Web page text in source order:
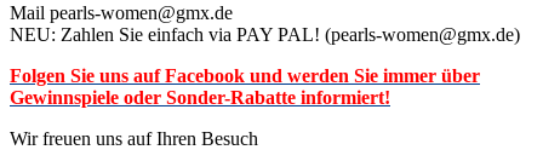
Mail pearls-women@gmx.de
NEU: Zahlen Sie einfach via PAY PAL! (pearls-women@gmx.de)
Folgen Sie uns auf Facebook und werden Sie immer über
Gewinnspiele oder Sonder-Rabatte informiert!
Wir freuen uns auf Ihren Besuch